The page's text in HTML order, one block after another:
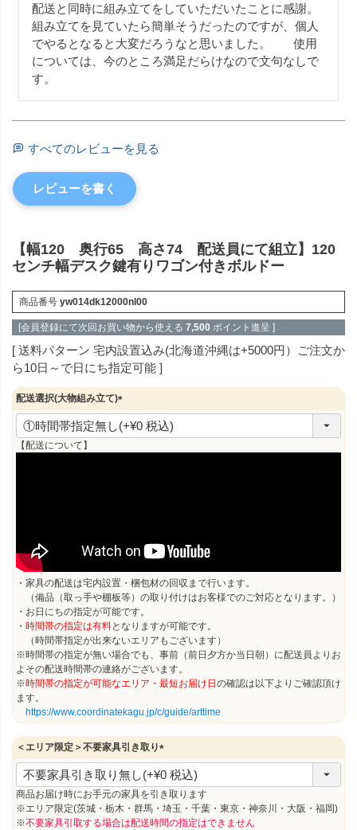
配送と同時に組み立てをしていただいたことに感謝。
組み立てを見ていたら簡単そうだったのですが、個人
でやるとなると大変だろうなと思いました。       使用
については、今のところ満足だらけなので文句なしで
す。
すべてのレビューを見る
レビューを書く
【幅120 奥行65 高さ74 配送員にて組立】120
センチ幅デスク鍵有りワゴン付きボルドー
商品番号 yw014dk12000nl00
[会員登録にて次回お買い物から使える 7,500 ポイント進呈 ]
送料パターン 宅内設置込み(北海道沖縄は+5000円）ご注文か
ら10日～で日にち指定可能
配送選択(大物組み立て)
(
必
【配送について】
・家具の配送は宅内設置・梱包材の回収まで行います。
（備品（取っ手や棚板等）の取り付けはお客様でのご対応となります。）
・お日にちの指定が可能です。
・ 時間帯の指定は有料となりますが可能です。
（時間帯指定が出来ないエリアもございます）
※時間帯の指定が無い場合でも、事前（前日夕方か当日朝）に配送員よりお
よその配送時間帯の連絡がございます。
※時間帯の指定が可能なエリア・最短お届け日の確認は以下よりご確認頂け
ます。
https://www.coordinatekagu.jp/c/guide/arttime
＜エリア限定＞不要家具引き取り
(
必
須
商品お届け時にお手元の家具を引き取ります
※エリア限定(茨城・栃木・群馬・埼玉・千葉・東京・神奈川・大阪・福岡)
※不要家具引取する場合は配送時間の指定はできません